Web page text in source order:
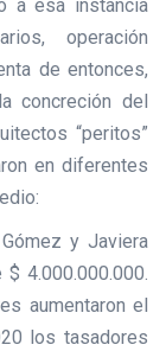
a esa instancia
operación
de entonces,
concreción del
“peritos”
en diferentes
y Javiera
4.000.000.000.
aumentaron el
los tasadores